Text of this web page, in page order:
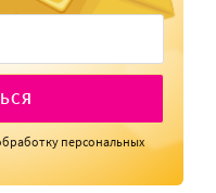
персональных